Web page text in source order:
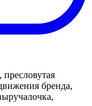
бренда,